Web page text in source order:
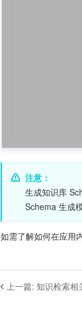
注意：
生成知识库
Schema 生成
如需了解如何在应用
上一篇: 知识检索相